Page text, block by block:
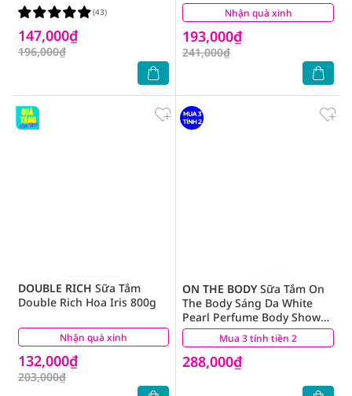
147,000₫
196,000₫
(43) Nhận quà xinh
193,000₫
241,000₫
(1)
Nhận quà xinh
DOUBLE RICH Sữa Tắm
Double Rich Hoa Iris 800g
132,000₫
203,000₫
(3) Mua 3 tính tiền 2
ON THE BODYSữa Tắm On
The Body Sáng Da White
Pearl Perfume Body Shower
1Kg
288,000₫
(5)